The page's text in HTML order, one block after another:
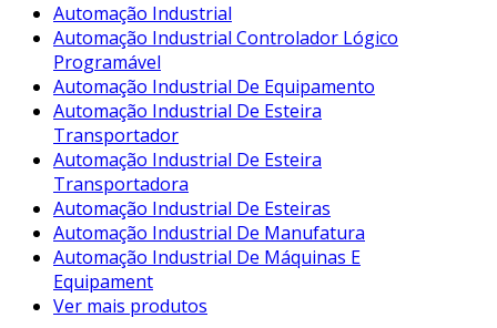
Automação Industrial
Automação Industrial Controlador Lógico
Programável
Automação Industrial De Equipamento
Automação Industrial De Esteira
Transportador
Automação Industrial De Esteira
Transportadora
Automação Industrial De Esteiras
Automação Industrial De Manufatura
Automação Industrial De Máquinas E
Equipament
Ver mais produtos